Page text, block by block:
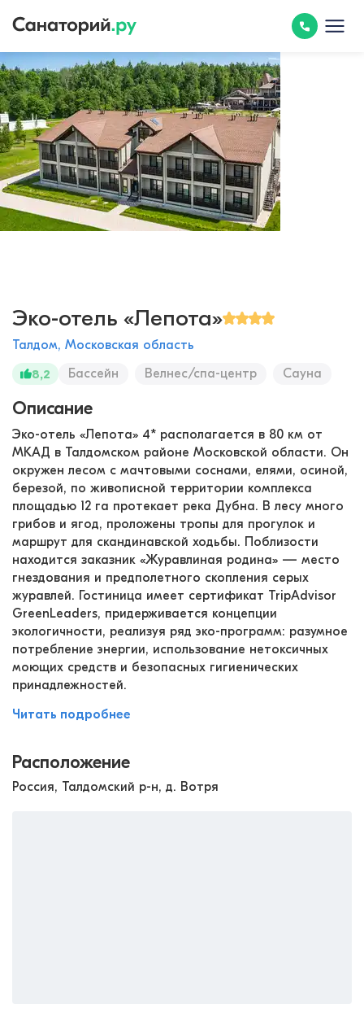
Эко-отель «Лепота»
Талдом, Московская область
8,2
Бассейн Велнес/спа-центр Сауна
Описание
Эко-отель «Лепота» 4* располагается в 80 км от
МКАД в Талдомском районе Московской области. Он
окружен лесом с мачтовыми соснами, елями, осиной,
березой, по живописной территории комплекса
площадью 12 га протекает река Дубна. В лесу много
грибов и ягод, проложены тропы для прогулок и
маршрут для скандинавской ходьбы. Поблизости
находится заказник «Журавлиная родина» — место
гнездования и предполетного скопления серых
журавлей. Гостиница имеет сертификат TripAdvisor
GreenLeaders, придерживается концепции
экологичности, реализуя ряд эко-программ: разумное
потребление энергии, использование нетоксичных
моющих средств и безопасных гигиенических
принадлежностей.
Читать подробнее
Расположение
Россия, Талдомский р-н, д. Вотря